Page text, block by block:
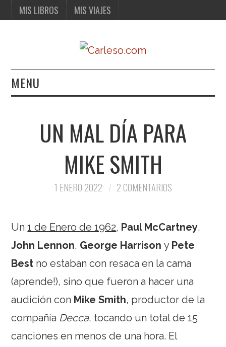
MIS LIBROS MIS VIAJES
MENU
MIS VIAJES
UN MAL DÍA PARA
MIKE SMITH
1 ENERO 2022 2 COMENTARIOS
Un1 de Enero de 1962, Paul McCartney,
John Lennon, George Harrisony Pete
Best no estaban con resaca en la cama
(aprende!), sino que fueron a hacer una
audición con Mike Smith, productor de la
compañía Decca, tocando un total de 15
canciones en menos de una hora. El